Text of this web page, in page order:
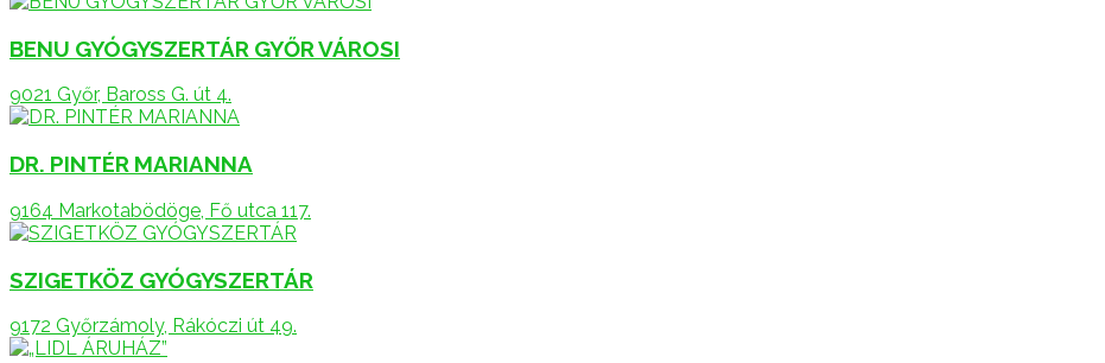
BENU GYÓGYSZERTÁR GYŐR VÁROSI
9021 Győr, Baross G. út 4.
DR. PINTÉR MARIANNA
9164 Markotabödöge, Fő utca 117.
SZIGETKÖZ GYÓGYSZERTÁR
9172 Győrzámoly, Rákóczi út 49.